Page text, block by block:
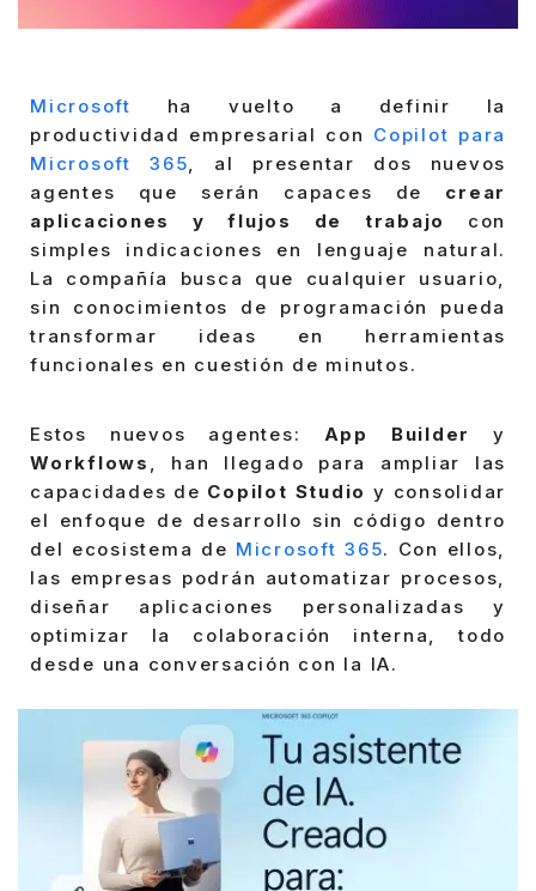
Microsoft ha vuelto a definir la
productividad empresarial con Copilot para
Microsoft 365, al presentar dos nuevos
agentes que serán capaces de crear
aplicaciones y flujos de trabajo
con
simples indicaciones en lenguaje natural.
La compañía busca que cualquier usuario,
sin conocimientos de programación pueda
transformar ideas en herramientas
funcionales en cuestión de minutos.
Estos nuevos agentes: App Builder
y
Workflows , han llegado para ampliar las
capacidades de Copilot Studio y consolidar
el enfoque de desarrollo sin código dentro
del ecosistema de Microsoft 365. Con ellos,
las empresas podrán automatizar procesos,
diseñar aplicaciones personalizadas y
optimizar la colaboración interna, todo
desde una conversación con la IA.